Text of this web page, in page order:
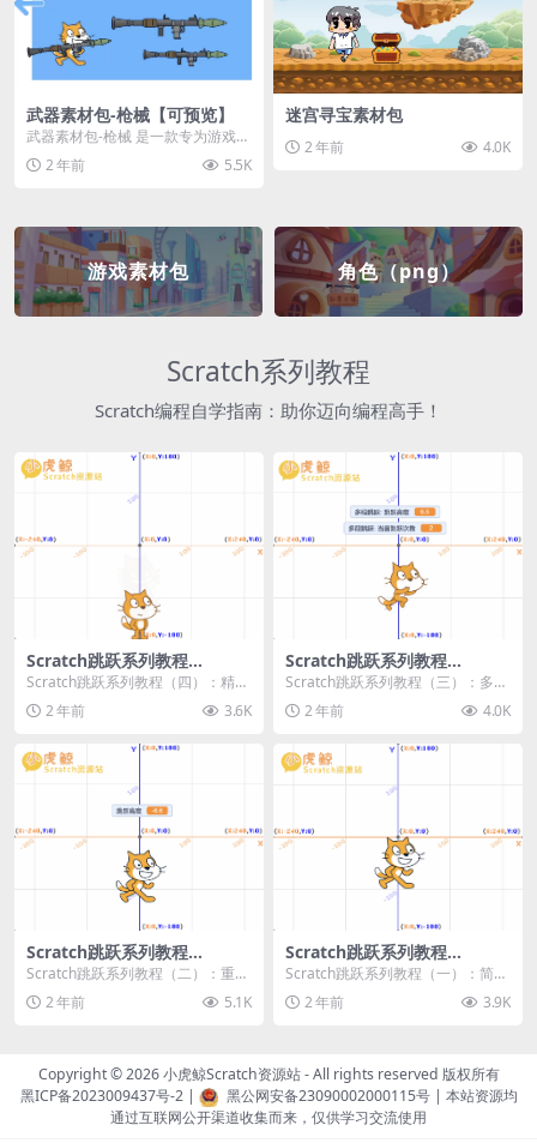
武器素材包-枪械【可预览】
武器素材包-枪械 是一款专为游戏开
发者和创作者设计的素材包，包含
多种高质量的枪械...
2 年前 5.5K
迷宫寻宝素材包
2 年前 4.0K
游戏素材包 角色（png）
Scratch系列教程
Scratch编程自学指南：助你迈向编程高手！
Scratch跳跃系列教程
（四）：精准着陆
Scratch跳跃系列教程（四）：精准
着陆 作者：小虎鲸Scratch资源站
... 2 年前 3.6K
Scratch跳跃系列教程
（三）：多段跳跃
Scratch跳跃系列教程（三）：多段
跳跃 作者：小虎鲸Scratch资源站
连...2 年前 4.0K
Scratch跳跃系列教程
（二）：重力跳跃
Scratch跳跃系列教程（二）：重力
跳跃 作者：小虎鲸Scratch资源站
按...2 年前 5.1K
Scratch跳跃系列教程
（一）：简单跳跃
Scratch跳跃系列教程（一）：简单
跳跃 作者：小虎鲸Scratch资源站
按...2 年前 3.9K
Copyright © 2026小虎鲸Scratch资源站- All rights reserved 版权所有
黑ICP备2023009437号-2| 黑公网安备23090002000115号| 本站资源均
通过互联网公开渠道收集而来，仅供学习交流使用